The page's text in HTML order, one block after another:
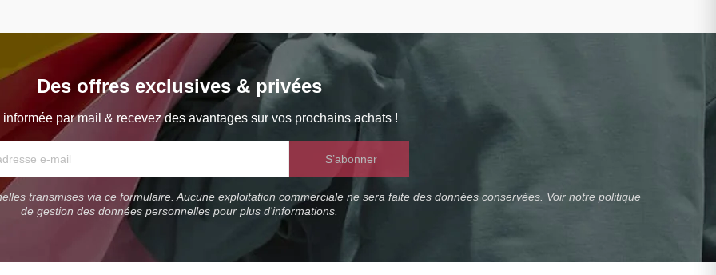
Des offres exclusives & privées
informée par mail & recevez des avantages sur vos prochains achats !
S’abonner
transmises via ce formulaire. Aucune exploitation commerciale ne sera faite des données conservées. Voir notre politique
de gestion des données personnelles pour plus d'informations.